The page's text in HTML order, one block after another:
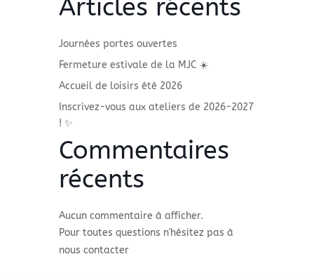
Articles récents
Journées portes ouvertes
Fermeture estivale de la MJC ☀️
Accueil de loisirs été 2026
Inscrivez-vous aux ateliers de 2026-2027
! ✨
Commentaires
récents
Aucun commentaire à afficher.
Pour toutes questions n'hésitez pas à
nous contacter